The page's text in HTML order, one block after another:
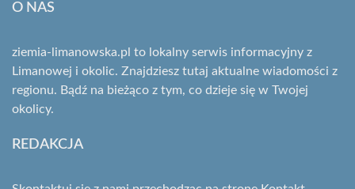
O NAS
ziemia-limanowska.pl to lokalny serwis informacyjny z
Limanowej i okolic. Znajdziesz tutaj aktualne wiadomości z
regionu. Bądź na bieżąco z tym, co dzieje się w Twojej
okolicy.
REDAKCJA